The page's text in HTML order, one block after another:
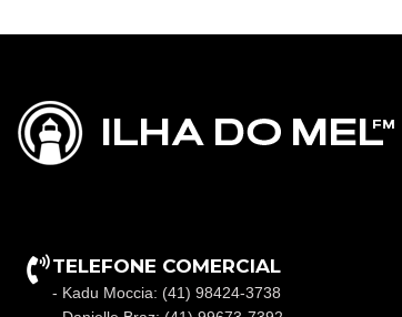
TELEFONE COMERCIAL
- Kadu Moccia: (41) 98424-3738